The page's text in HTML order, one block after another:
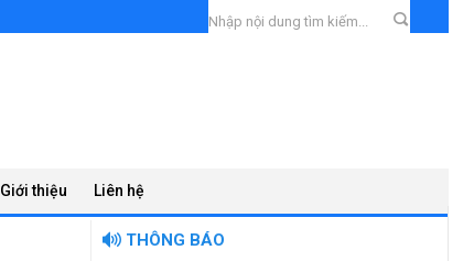
Giới thiệu Liên hệ
THÔNG BÁO